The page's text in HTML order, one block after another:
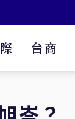
台商